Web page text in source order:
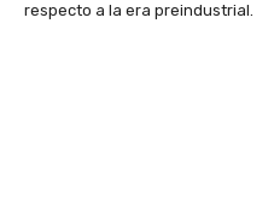
respecto a la era preindustrial.